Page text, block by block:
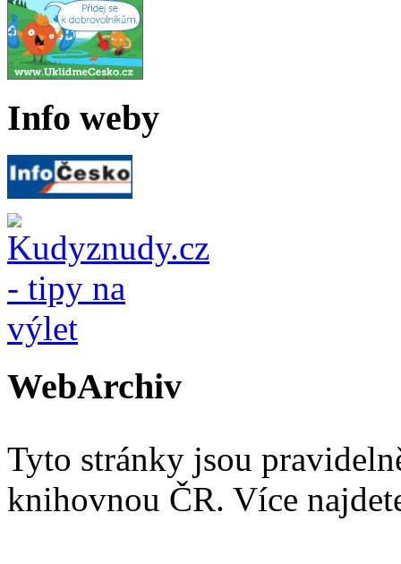
Info weby
WebArchiv
Tyto stránky jsou
knihovnou ČR. Více